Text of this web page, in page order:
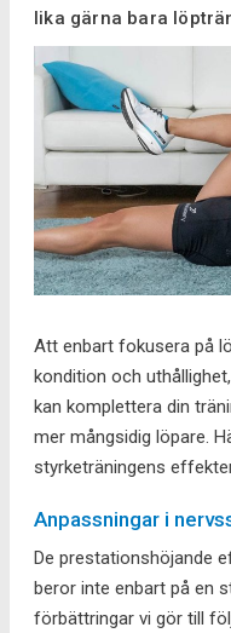
lika gärna bara
Att enbart fokusera på
kondition och
kan komplettera din
mer mångsidig löpare.
styrketräningens
Anpassningar i
De prestationshöjande
beror inte enbart på en
förbättringar vi gör till